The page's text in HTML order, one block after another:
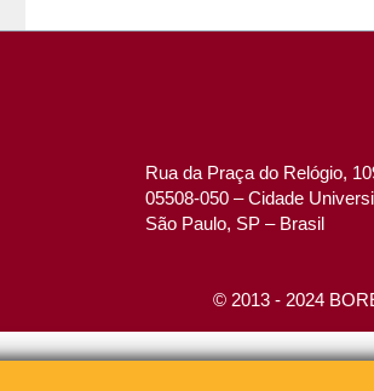
Rua da Praça do Relógio,
05508-050 – Cidade
São Paulo, SP – Brasil
© 2013 - 2024